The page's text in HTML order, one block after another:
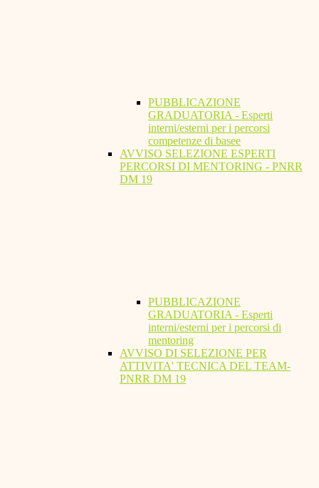
PUBBLICAZIONE
GRADUATORIA - Esperti
interni/esterni per i percorsi
competenze di basee
AVVISO SELEZIONE ESPERTI
PERCORSI DI MENTORING - PNRR
DM 19
PUBBLICAZIONE
GRADUATORIA - Esperti
interni/esterni per i percorsi di
mentoring
AVVISO DI SELEZIONE PER
ATTIVITA' TECNICA DEL TEAM-
PNRR DM 19